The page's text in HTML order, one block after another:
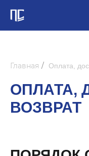
Главная / Оплата,
ОПЛАТА,
ВОЗВРАТ